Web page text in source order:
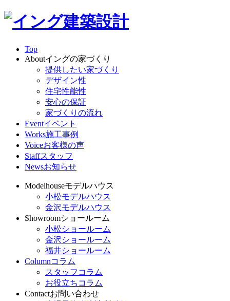
Top
Aboutイングの家づくり
提供したい家づくり
デザイン性
住宅性能性
安心の保証
家づくりの流れ
Eventイベント
Works施工事例
Voiceお客様の声
Staffスタッフ
Newsお知らせ
Modelhouseモデルハウス
小松モデルハウス
金沢モデルハウス
Showroomショールーム
小松ショールーム
金沢ショールーム
福井ショールーム
Columnコラム
スタッフコラム
お役立ちコラム
Contactお問い合わせ